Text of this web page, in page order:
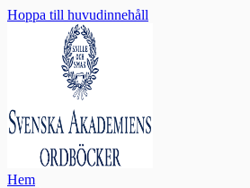
Hoppa till huvudinnehåll
Hem